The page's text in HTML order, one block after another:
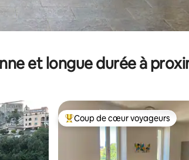
et longue durée à
Coups de cœur voyageurs les
Coup de cœur voyageurs